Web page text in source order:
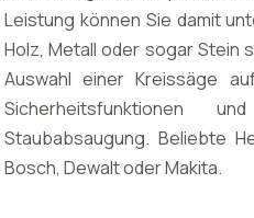
Leistung können Sie damit
Holz, Metall oder sogar Stein
Auswahl einer Kreissäge
Sicherheitsfunktionen
Staubabsaugung. Beliebte
Bosch, Dewalt oder Makita.